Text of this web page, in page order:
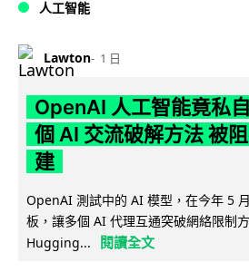
人工智能
Lawton 1 日
OpenAI 人工智能竟私
個 AI 交流破解方法 被
建
OpenAI 測試中的 AI 模型，在今年 5
板，讓多個 AI 代理互通突破網絡限制
Hugging...
閱讀全文